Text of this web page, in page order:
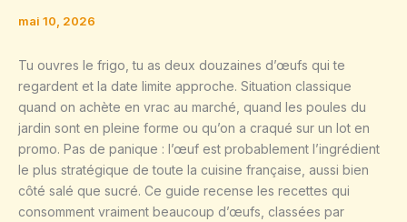
mai 10, 2026
Tu ouvres le frigo, tu as deux douzaines d’œufs qui te
regardent et la date limite approche. Situation classique
quand on achète en vrac au marché, quand les poules du
jardin sont en pleine forme ou qu’on a craqué sur un lot en
promo. Pas de panique : l’œuf est probablement l’ingrédient
le plus stratégique de toute la cuisine française, aussi bien
côté salé que sucré. Ce guide recense les recettes qui
consomment vraiment beaucoup d’œufs, classées par